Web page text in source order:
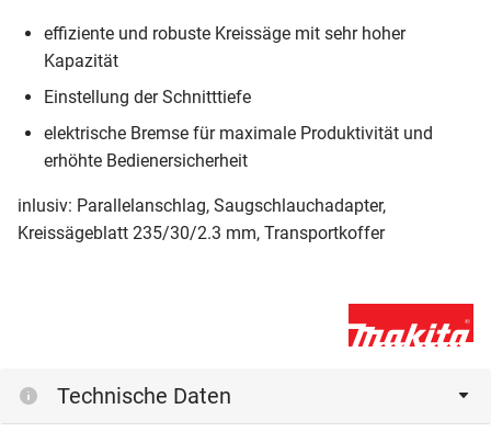
effiziente und robuste Kreissäge mit sehr hoher
Kapazität
Einstellung der Schnitttiefe
elektrische Bremse für maximale Produktivität und
erhöhte Bedienersicherheit
inlusiv: Parallelanschlag, Saugschlauchadapter,
Kreissägeblatt 235/30/2.3 mm, Transportkoffer
Technische Daten